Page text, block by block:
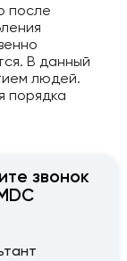
после
В данный
людей.
порядка
звонок